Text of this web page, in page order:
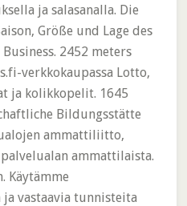
ja salasanalla. Die
Größe und Lage des
2452 meters
verkkokaupassa Lotto,
ja kolikkopelit. 1645
Bildungsstätte
ammattiliitto,
ammattilaista.
Käytämme
ja vastaavia tunnisteita